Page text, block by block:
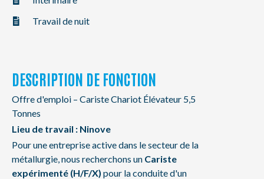
Travail de nuit
DESCRIPTION DE FONCTION
Offre d'emploi – Cariste Chariot Élévateur 5,5
Tonnes
Lieu de travail : Ninove
Pour une entreprise active dans le secteur de la
métallurgie, nous recherchons un Cariste
expérimenté (H/F/X) pour la conduite d'un